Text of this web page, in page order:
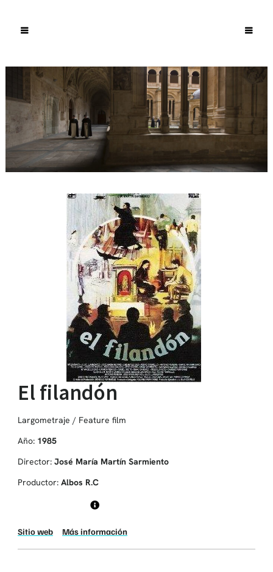
El filandón
Largometraje / Feature film
Año: 1985
Director: José María Martín Sarmiento
Productor: Albos R.C
Sitio web Más información